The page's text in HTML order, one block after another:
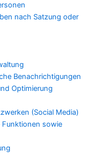
nach Satzung oder
Benachrichtigungen
Optimierung
(Social Media)
sowie